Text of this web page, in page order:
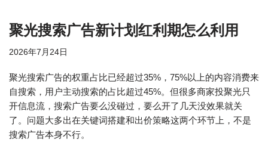
聚光搜索广告新计划红利期怎么利用
2026年7月24日
聚光搜索广告的权重占比已经超过35%，75%以上的内容消费来
自搜索，用户主动搜索的占比超过45%。但很多商家投聚光只
开信息流，搜索广告要么没碰过，要么开了几天没效果就关
了。问题大多出在关键词搭建和出价策略这两个环节上，不是
搜索广告本身不行。